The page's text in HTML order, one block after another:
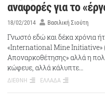
αναφορές για το
18/02/2014 Βασιλική Σιούτη
Γνωστό εδώ και δέκα χρόνια
«International Mine Initiative»
Αποναρκοθέτησης» αλλά η
κώφευε, αλλά κάλυπτε…
ΔΙΕΘΝΗ ΕΛΛΑΔΑ